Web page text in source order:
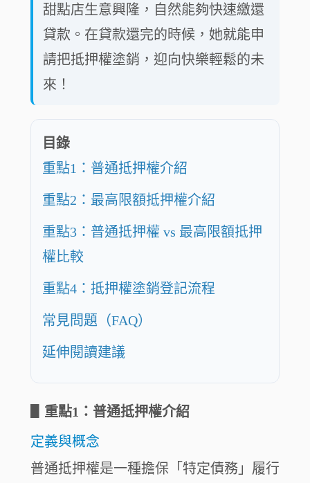
甜點店生意興隆，自然能夠快速繳還
貸款。在貸款還完的時候，她就能申
請把抵押權塗銷，迎向快樂輕鬆的未
來！
目錄
重點1：普通抵押權介紹
重點2：最高限額抵押權介紹
重點3： 普通抵押權 vs 最高限額抵押
權比較
重點4：抵押權塗銷登記流程
常見問題（FAQ）
延伸閱讀建議
重點1：普通抵押權介紹
定義與概念
普通抵押權是一種擔保「特定債務」履行